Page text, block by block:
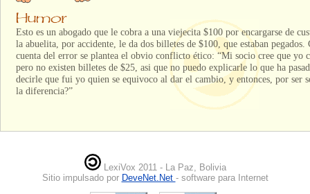
Esto es un abogado que le cobra a una viejecita $100 por encargarse de
la abuelita, por accidente, le da dos billetes de $100, que estaban pegados.
cuenta del error se plantea el obvio conflicto ético: “Mi socio cree que yo
pero no existen billetes de $25, asi que no puedo explicarle lo que ha
decirle que fui yo quien se equivoco al dar el cambio, y entonces, por ser
la diferencia?”
LexiVox 2011 - La Paz, Bolivia
Sitio impulsado por DeveNet.Net - software para Internet